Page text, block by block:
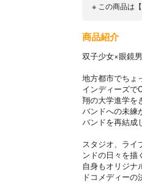
※ この商品は
商品紹介
双子少女×眼鏡
地方都市でちょ
インディーズで
翔の大学進学を
バンドへの未練
バンドを再結成
スタジオ、ライ
ンドの日々を描
自身もオリジナ
ドコメディーの